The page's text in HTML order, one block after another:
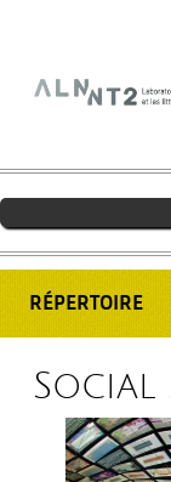
RÉPERTOIRE
Social